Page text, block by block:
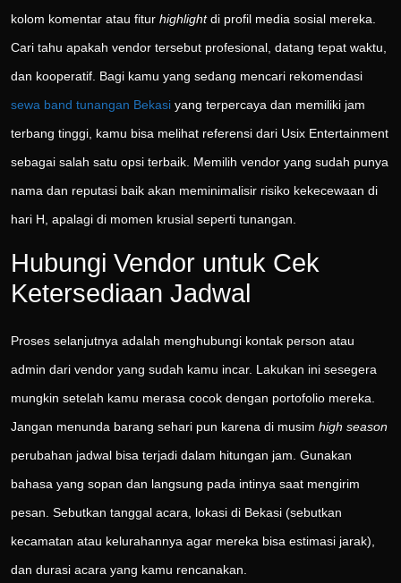
kolom komentar atau fitur highlightdi profil media sosial mereka.
Cari tahu apakah vendor tersebut profesional, datang tepat waktu,
dan kooperatif. Bagi kamu yang sedang mencari rekomendasi
sewa band tunangan Bekasi yang terpercaya dan memiliki jam
terbang tinggi, kamu bisa melihat referensi dari Usix Entertainment
sebagai salah satu opsi terbaik. Memilih vendor yang sudah punya
nama dan reputasi baik akan meminimalisir risiko kekecewaan di
hari H, apalagi di momen krusial seperti tunangan.
Hubungi Vendor untuk Cek
Ketersediaan Jadwal
Proses selanjutnya adalah menghubungi kontak person atau
admin dari vendor yang sudah kamu incar. Lakukan ini sesegera
mungkin setelah kamu merasa cocok dengan portofolio mereka.
Jangan menunda barang sehari pun karena di musim high season
perubahan jadwal bisa terjadi dalam hitungan jam. Gunakan
bahasa yang sopan dan langsung pada intinya saat mengirim
pesan. Sebutkan tanggal acara, lokasi di Bekasi (sebutkan
kecamatan atau kelurahannya agar mereka bisa estimasi jarak),
dan durasi acara yang kamu rencanakan.